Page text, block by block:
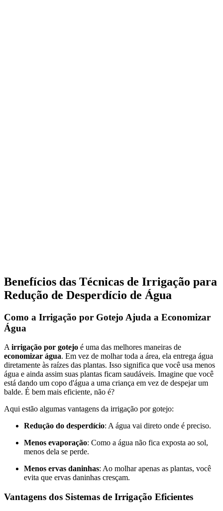
Benefícios das Técnicas de Irrigação para
Redução de Desperdício de Água
Como a Irrigação por Gotejo Ajuda a Economizar
Água
A irrigação por gotejo é uma das melhores maneiras de
economizar água. Em vez de molhar toda a área, ela entrega água
diretamente às raízes das plantas. Isso significa que você usa menos
água e ainda assim suas plantas ficam saudáveis. Imagine que você
está dando um copo d'água a uma criança em vez de despejar um
balde. É bem mais eficiente, não é?
Aqui estão algumas vantagens da irrigação por gotejo:
Redução do desperdício: A água vai direto onde é preciso.
Menos evaporação: Como a água não fica exposta ao sol,
menos dela se perde.
Menos ervas daninhas: Ao molhar apenas as plantas, você
evita que ervas daninhas cresçam.
Vantagens dos Sistemas de Irrigação Eficientes